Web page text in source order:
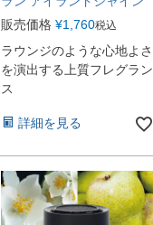
販売価格 ¥1,760税込
ラウンジのような心地よさ
を演出する上質フレグラン
ス
詳細を見る